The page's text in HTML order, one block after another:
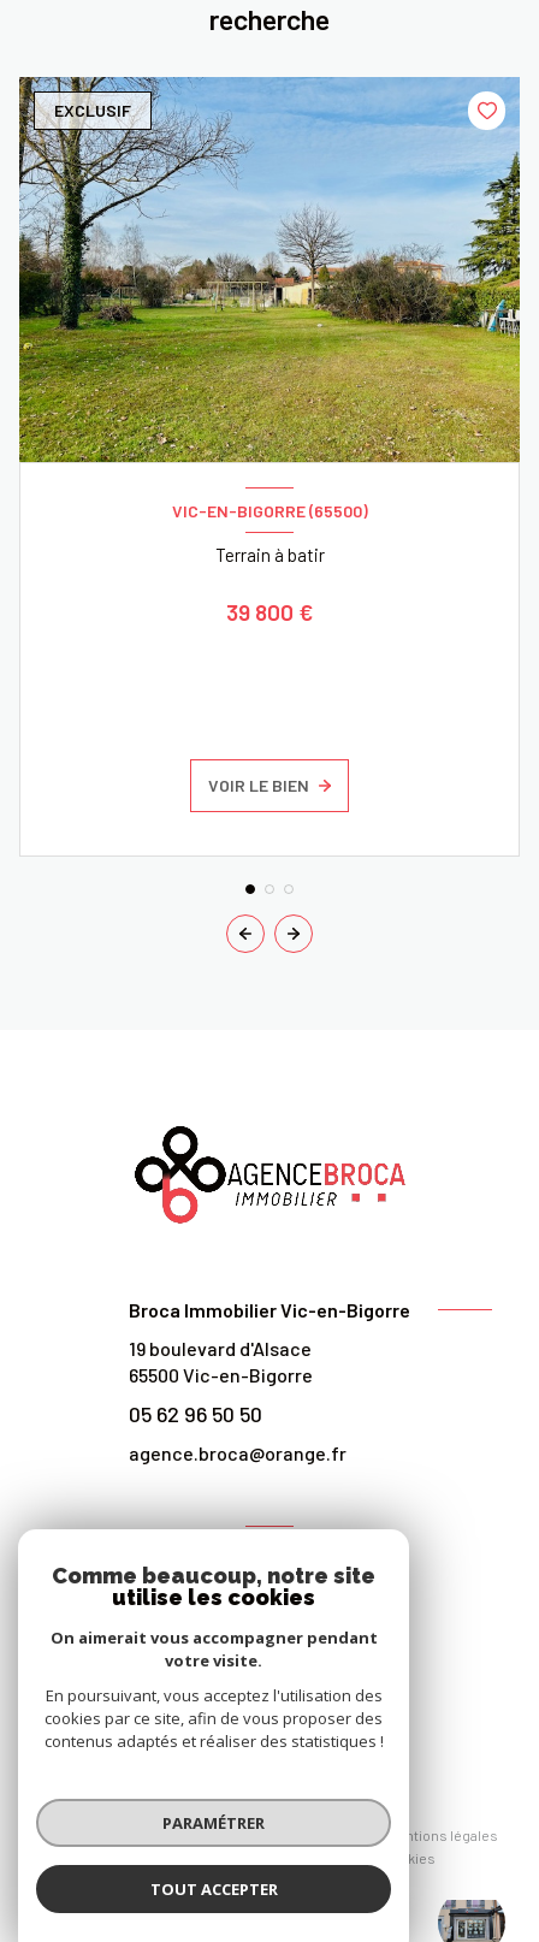
Broca Immobilier Vic-en-Bigorre
recherche
EXCLUSIF
VIC-EN-BIGORRE (65500)
Terrain à batir
39 800 €
VOIR LE BIEN
Broca Immobilier Vic-en-Bigorre
19 boulevard d'Alsace
65500 Vic-en-Bigorre
05 62 96 50 50
agence.broca@orange.fr
Nous suivre
© 2026 | Tous droits réservés
Mentions légales
Cookies
Réalisé par :
Comme beaucoup, notre site
utilise les cookies
On aimerait vous accompagner pendant
votre visite.
En poursuivant, vous acceptez l'utilisation des
cookies par ce site, afin de vous proposer des
contenus adaptés et réaliser des statistiques !
PARAMÉTRER
TOUT ACCEPTER